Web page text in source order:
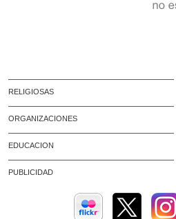
RELIGIOSAS
ORGANIZACIONES
EDUCACION
PUBLICIDAD